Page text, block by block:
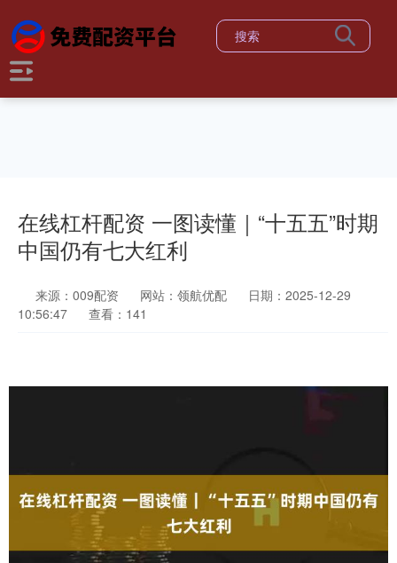
在线杠杆配资 一图读懂｜“十五五”时期
中国仍有七大红利
来源：009配资 网站：领航优配
日期：2025-12-29
10:56:47
查看：141